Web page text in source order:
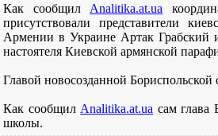
Как сообщил Analitika.at.ua
присутствовали представители
Армении в Украине Артак Грабский
настоятеля Киевской армянской
Главой новосозданной
Как сообщил Analitika.at.ua сам глава
школы.